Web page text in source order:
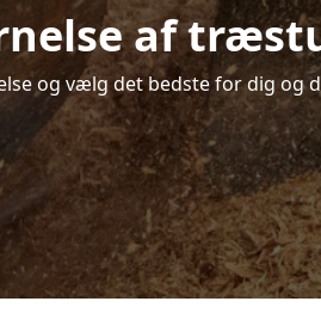
af
og vælg det bedste for dig og